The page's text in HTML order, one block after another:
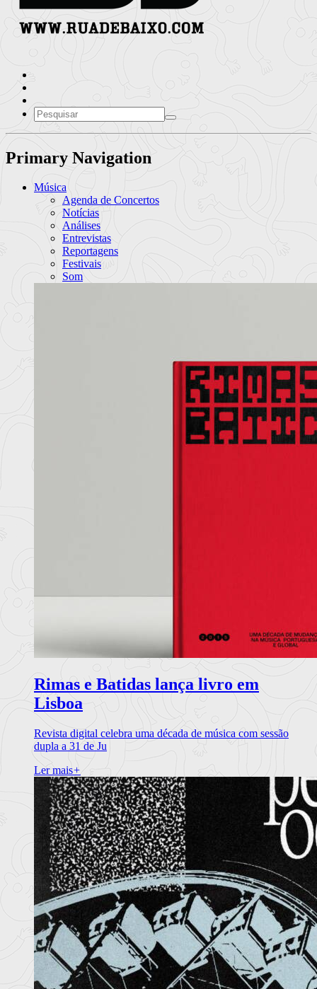
Primary Navigation
Música
Agenda de Concertos
Notícias
Análises
Entrevistas
Reportagens
Festivais
Som
Rimas e Batidas lança livro em
Lisboa
Revista digital celebra uma década de música com sessão
dupla a 31 de Ju
Ler mais+